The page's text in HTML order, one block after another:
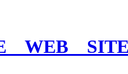
WEB